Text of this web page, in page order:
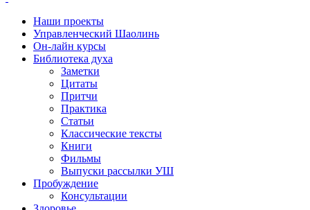
Наши проекты
Управленческий Шаолинь
Он-лайн курсы
Библиотека духа
Заметки
Цитаты
Притчи
Практика
Статьи
Классические тексты
Книги
Фильмы
Выпуски рассылки УШ
Пробуждение
Консультации